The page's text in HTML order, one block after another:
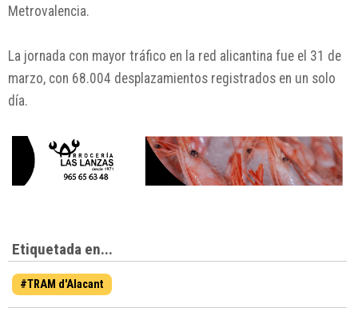
Metrovalencia.
La jornada con mayor tráfico en la red alicantina fue el 31 de
marzo, con 68.004 desplazamientos registrados en un solo
día.
Etiquetada en...
#TRAM d'Alacant